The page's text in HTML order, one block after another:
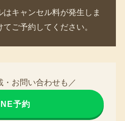
キャンセル料が発生しま
ご予約してください。
・お問い合わせも／
予約